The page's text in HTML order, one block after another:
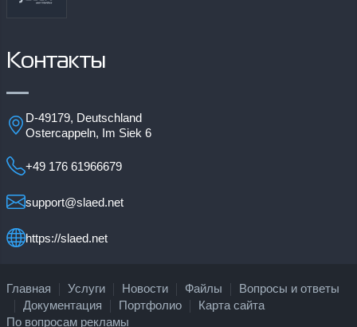
Контакты
D-49179, Deutschland
Ostercappeln, Im Siek 6
+49 176 61966679
support@slaed.net
https://slaed.net
Главная Услуги Новости Файлы
Вопросы и ответы
Документация
Портфолио
Карта сайта
По вопросам рекламы